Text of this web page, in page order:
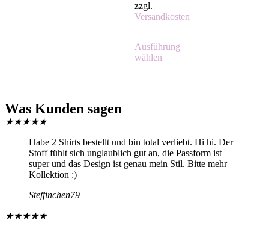
zzgl.
Versandkosten
Ausführung
wählen
Was Kunden sagen
★★★★★
Habe 2 Shirts bestellt und bin total verliebt. Hi hi. Der
Stoff fühlt sich unglaublich gut an, die Passform ist
super und das Design ist genau mein Stil. Bitte mehr
Kollektion :)
Steffinchen79
★★★★★